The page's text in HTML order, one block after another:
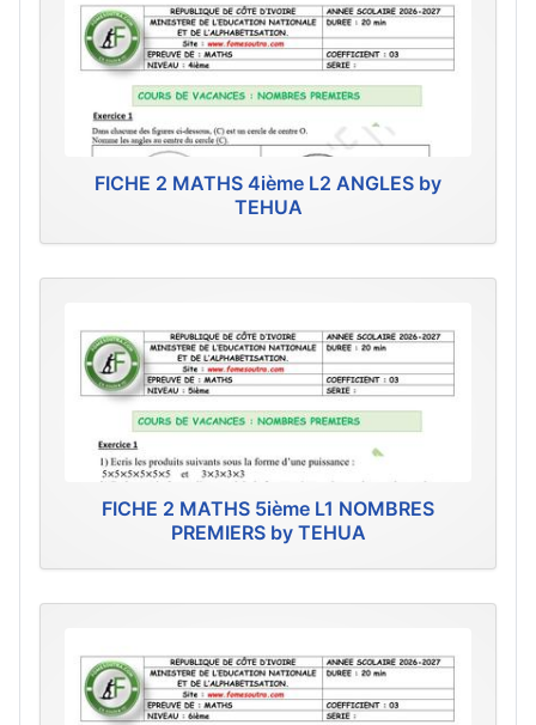
FICHE 2 MATHS 4ième L2 ANGLES by
TEHUA
FICHE 2 MATHS 5ième L1 NOMBRES
PREMIERS by TEHUA